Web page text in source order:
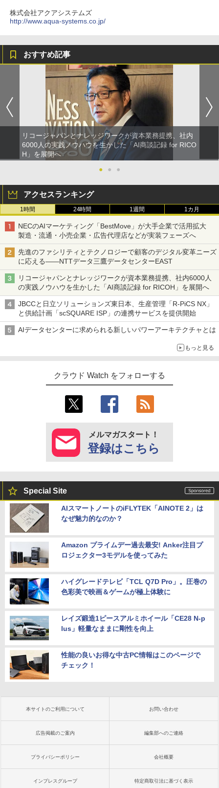
株式会社アクアシステムズ
http://www.aqua-systems.co.jp/
おすすめ記事
リコージャパンとナレッジワークが資本業務提携、社内
6000人の実践ノウハウを生かした「AI商談記録 for RICO
H」を展開へ
●
● ●
アクセスランキング
1時間 24時間 1週間 1カ月
NECのAIマーケティング「BestMove」が大手企業で活用拡大
製造・流通・小売企業・広告代理店などが実装フェーズへ
先進のファシリティとテクノロジーで顧客のデジタル変革ニーズ
に応える――NTTデータ三鷹データセンターEAST
リコージャパンとナレッジワークが資本業務提携、社内6000人
の実践ノウハウを生かした「AI商談記録 for RICOH」を展開へ
JBCCと日立ソリューションズ東日本、生産管理「R-PiCS NX」
と供給計画「scSQUARE ISP」の連携サービスを提供開始
AIデータセンターに求められる新しいパワーアーキテクチャとは
もっと見る
クラウド Watch をフォローする
メルマガスタート！
登録はこちら
Special Site
AIスマートノートのiFLYTEK「AINOTE 2」は
なぜ魅力的なのか？
Amazon プライムデー過去最安! Anker注目プ
ロジェクター3モデルを使ってみた
ハイグレードテレビ「TCL Q7D Pro」。圧巻の
色彩美で映画＆ゲームが極上体験に
レイズ鍛造1ピースアルミホイール「CE28 N-p
lus」軽量なままに剛性を向上
性能の良いお得な中古PC情報はこのページで
チェック！
本サイトのご利用について お問い合わせ
広告掲載のご案内 編集部へのご連絡
プライバシーポリシー 会社概要
インプレスグループ 特定商取引法に基づく表示